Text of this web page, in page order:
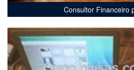
Consultor Financeiro